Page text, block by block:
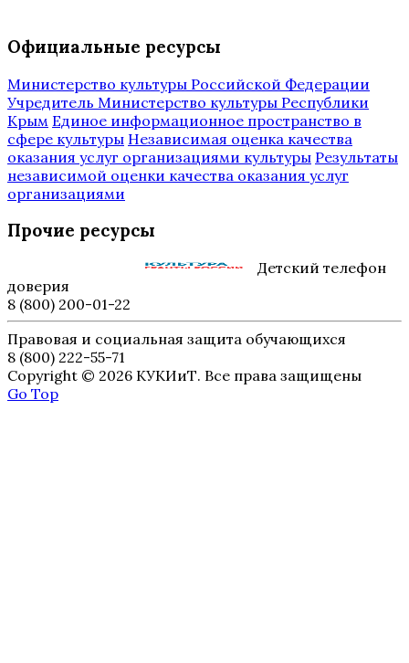
Официальные ресурсы
Министерство культуры Российской Федерации
Учредитель Министерство культуры Республики
Крым Единое информационное пространство в
сфере культуры Независимая оценка качества
оказания услуг организациями культуры Результаты
независимой оценки качества оказания услуг
организациями
Прочие ресурсы
Детский телефон
доверия
8 (800) 200-01-22
Правовая и социальная защита обучающихся
8 (800) 222-55-71
Copyright © 2026 КУКИиТ. Все права защищены
Go Top